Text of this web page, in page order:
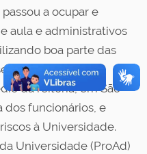
a ocupar e
aula e administrativos
boa parte das
grupo de
da reitoria, em São
dos funcionários, e
à Universidade.
Universidade (ProAd)